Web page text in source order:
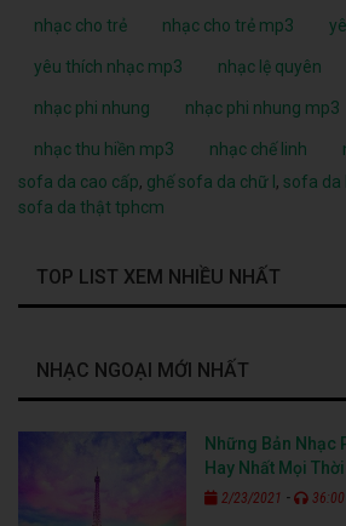
nhạc cho trẻ nhạc cho trẻ mp3
yêu thích nhạc mp3 nhạc lệ quyên
nhạc phi nhung nhạc phi nhung mp3
nhạc thu hiền mp3 nhạc chế linh
sofa da cao cấp, ghế sofa da chữ l , sofa da
sofa da thật tphcm
TOP LIST XEM NHIỀU NHẤT
NHẠC NGOẠI MỚI NHẤT
Những Bản Nhạc
Hay Nhất Mọi
2/23/2021 - 36:00